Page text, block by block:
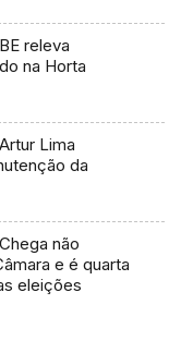
releva
na Horta
Lima
da
não
e é quarta
eleições